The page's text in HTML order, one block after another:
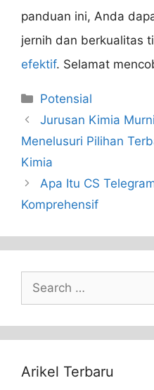
panduan ini, Anda
jernih dan berkualitas
efektif. Selamat
Categories
Potensial
Jurusan Kimia
Menelusuri Pilihan
Kimia
Apa Itu CS
Komprehensif
Search
for:
Arikel Terbaru